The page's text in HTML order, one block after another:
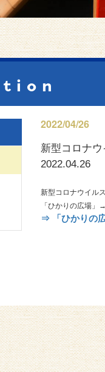
2022/04/26
新型コロナ
2022.04.26
新型コロナウイル
「ひかりの広場」
⇒ 「ひかりの